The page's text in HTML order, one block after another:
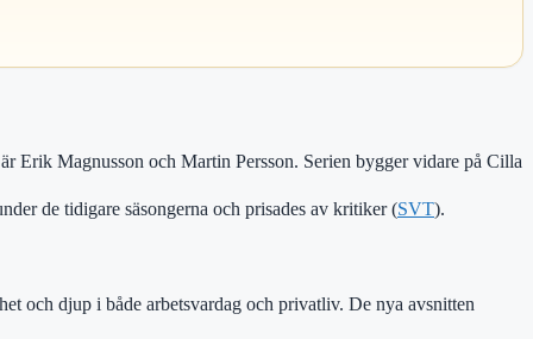
Erik Magnusson och Martin Persson. Serien bygger vidare på Cilla
de tidigare säsongerna och prisades av kritiker (SVT).
och djup i både arbetsvardag och privatliv. De nya avsnitten